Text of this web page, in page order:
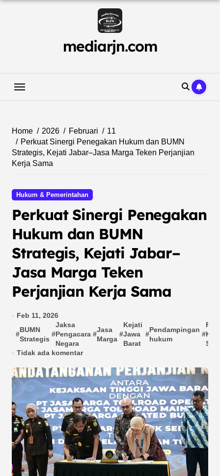
Skip
mediarjn.com
Home 2026 Februari
11
Perkuat Sinergi Penegakan Hukum dan BUMN
Strategis, Kejati Jabar–Jasa Marga Teken Perjanjian
Kerja Sama
Hukum & Pemerintahan
Perkuat Sinergi Penegakan
Hukum dan BUMN
Strategis, Kejati Jabar–
Jasa Marga Teken
Perjanjian Kerja Sama
Feb 11, 2026
#
BUMN
Strategis
#
Jaksa
Pengacara
Negara
#
Jasa
Marga
#
Kejati
Jawa
Barat
#
Pendampingan
hukum
#
Tidak ada komentar